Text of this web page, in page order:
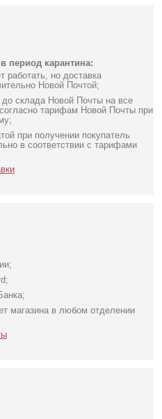
период карантина:
работать, но доставка
Новой Почтой;
склада Новой Почты на все
тарифам Новой Почты при
при получении покупатель
в соответствии с тарифами
магазина в любом отделении